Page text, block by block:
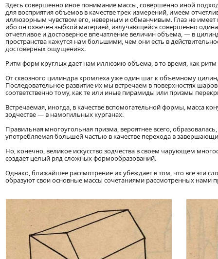
Здесь совершенно иное понимание массы, совершенно иной
для восприятия объемов в качестве трех измерений, имеем
иллюзорным чувством его, неверным и обманчивым. Глаз не
ибо он охвачен зыбкой материей, излучающейся совершенно
отчетливое и достоверное впечатление величин объема, — в
пространства кажутся нам большими, чем они есть в
достоверных ощущениях.
Ритм форм круглых дает нам иллюзию объема, в то время, как
От сквозного цилиндра кромлеха уже один шаг к объемному
Последовательное развитие их мы встречаем в поверхностях
соответственно тому, как те или иные пирамиды или призмы
Встречаемая, иногда, в качестве вспомогательной формы, масса
зодчестве — в намогильных курганах.
Правильная многоугольная призма, вероятнее всего,
употребляемая большей частью в качестве перехода в
Но, конечно, великое искусство зодчества в своем чарующем
создает целый ряд сложных формообразований.
Однако, ближайшее рассмотрение их убеждает в том, что все эти
образуют свои основные массы сочетаниями рассмотренных нами